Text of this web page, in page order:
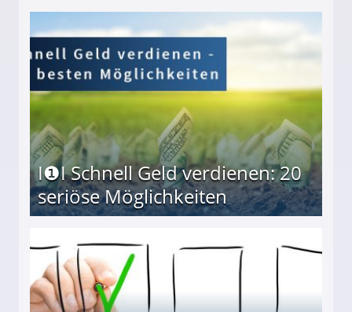
I❶I Schnell Geld verdienen: 20
seriöse Möglichkeiten